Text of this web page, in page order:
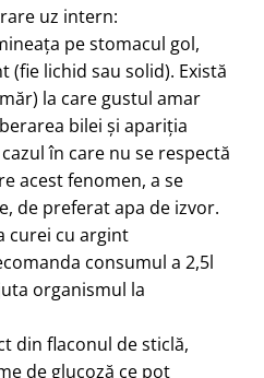
uz intern:
pe stomacul gol,
lichid sau solid). Există
la care gustul amar
bilei şi apariţia
în care nu se respectă
acest fenomen, a se
de preferat apa de izvor.
curei cu argint
consumul a 2,5l
organismul la
din flaconul de sticlă,
de glucoză ce pot